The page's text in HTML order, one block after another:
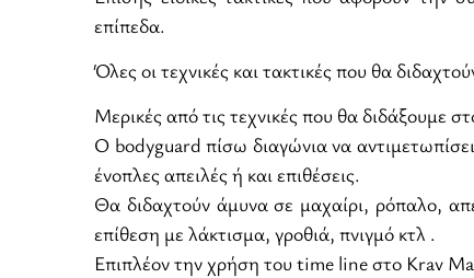
επίπεδα.
Όλες οι τεχνικές και τακτικές που θα
Μερικές από τις τεχνικές που θα διδάξουμε
Ο bodyguard πίσω διαγώνια να
ένοπλες απειλές ή και επιθέσεις.
Θα διδαχτούν άμυνα σε μαχαίρι, ρόπαλο,
επίθεση με λάκτισμα, γροθιά, πνιγμό κτλ .
Επιπλέον την χρήση του time line στο Krav